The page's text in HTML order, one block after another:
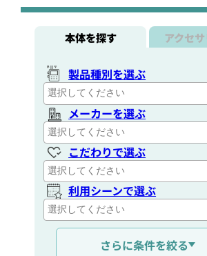
本体を探す アクセ
製品種別を選ぶ
メーカーを選ぶ
こだわりで選ぶ
利用シーンで選ぶ
通信距離を選ぶ
さらに条件を絞る